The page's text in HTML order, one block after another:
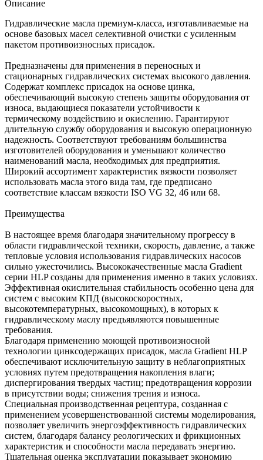
Описание
Гидравлические масла премиум-класса, изготавливаемые на
основе базовых масел селективной очистки с усиленным
пакетом противоизносных присадок.
Предназначены для применения в переносных и
стационарных гидравлических системах высокого давления.
Содержат комплекс присадок на основе цинка,
обеспечивающий высокую степень защиты оборудования от
износа, выдающиеся показатели устойчивости к
термическому воздействию и окислению. Гарантируют
длительную службу оборудования и высокую операционную
надежность. Соответствуют требованиям большинства
изготовителей оборудования и уменьшают количество
наименований масла, необходимых для предприятия.
Широкий ассортимент характеристик вязкости позволяет
использовать масла этого вида там, где предписано
соответствие классам вязкости ISO VG 32, 46 или 68.
Преимущества
В настоящее время благодаря значительному прогрессу в
области гидравлической техники, скорость, давление, а также
тепловые условия использования гидравлических насосов
сильно ужесточились. Высококачественные масла Gradient
серии HLP созданы для применения именно в таких условиях.
Эффективная окислительная стабильность особенно цена для
систем с высоким КПД (высокоскоростных,
высокотемпературных, высокомощных), в которых к
гидравлическому маслу предъявляются повышенные
требования.
Благодаря применению моющей противоизносной
технологии цинксодержащих присадок, масла Gradient HLP
обеспечивают исключительную защиту в неблагоприятных
условиях путем предотвращения накопления влаги;
диспергирования твердых частиц; предотвращения коррозии
в присутствии воды; снижения трения и износа.
Специальная производственная рецептура, созданная с
применением усовершенствованной системы моделирования,
позволяет увеличить энергоэффективность гидравлических
систем, благодаря балансу реологических и фрикционных
характеристик и способности масла передавать энергию.
Тщательная оценка эксплуатации показывает экономию